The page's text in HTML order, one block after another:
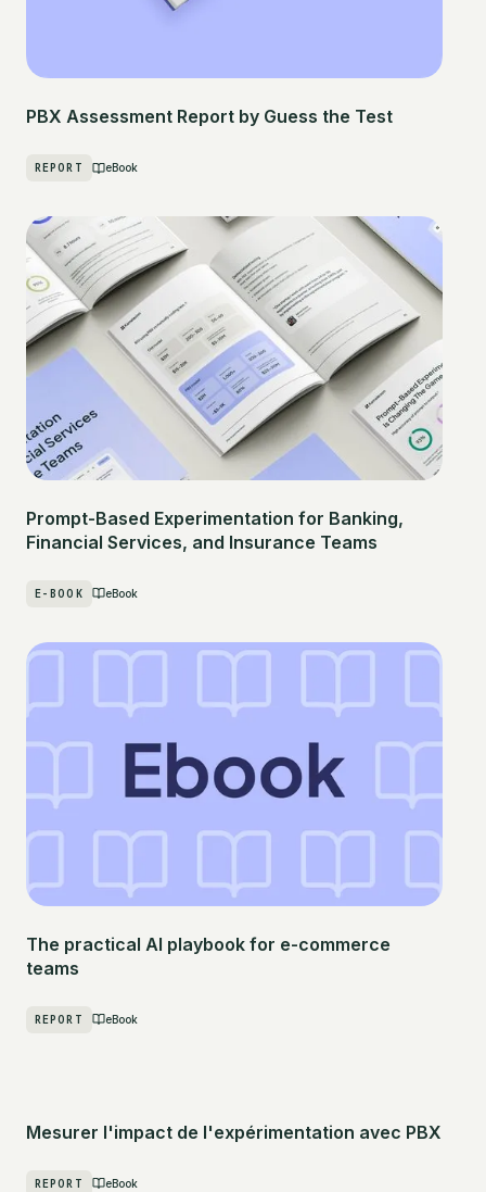
PBX Assessment Report by Guess the Test
REPORT eBook
Prompt-Based Experimentation for Banking,
Financial Services, and Insurance Teams
E-BOOK eBook
The practical AI playbook for e-commerce
teams
REPORT eBook
Mesurer l'impact de l'expérimentation avec PBX
REPORT eBook